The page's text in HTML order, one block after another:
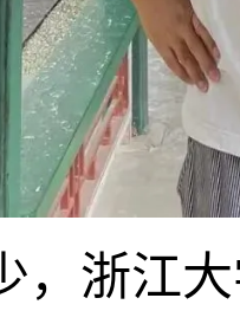
，浙江